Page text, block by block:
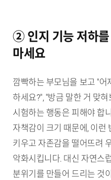
② 인지 기능 저하를
마세요
깜빡하는 부모님을 보고 "
하세요?", "방금 말한 거 맞
시험하는 행동은 피해야 합
자책감이 크기 때문에, 이런
키우고 자존감을 떨어뜨려
악화시킵니다. 대신 자연스
분위기를 만들어 드리는 것